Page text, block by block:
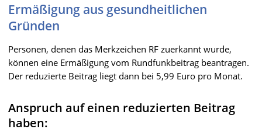
Ermäßigung aus gesundheitlichen
Gründen
Personen, denen das Merkzeichen RF zuerkannt wurde,
können eine Ermäßigung vom Rundfunkbeitrag beantragen.
Der reduzierte Beitrag liegt dann bei 5,99 Euro pro Monat.
Anspruch auf einen reduzierten Beitrag
haben: